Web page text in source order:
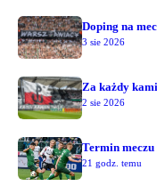
Doping na
3 sie 2026
Za każdy
2 sie 2026
Termin meczu
21 godz. temu